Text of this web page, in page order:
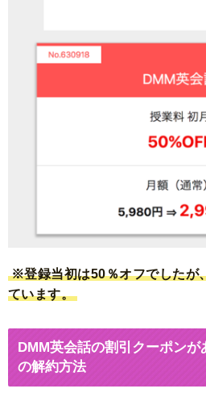
※登録当初は50％オフでしたが
ています。
DMM英会話の割引クーポンが
の解約方法